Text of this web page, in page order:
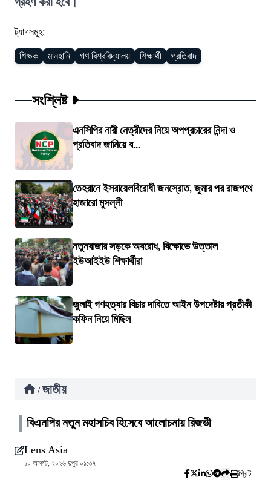
ট্যাগসমূহ:
শিক্ষক মানহানি গণ বিশ্ববিদ্যালয় শিক্ষার্থী প্রতিবাদ
সংশ্লিষ্ট
এনসিপির নারী নেত্রীদের নিয়ে অপপ্রচারের নিন্দা ও
প্রতিবাদ জানিয়ে ব...
তেহরানে ইসরায়েলবিরোধী জনস্রোত, জুমার পর রাজপথে
হাজারো মুসল্লী
নতুনবাজার সড়কে অবরোধ, বিক্ষোভে উত্তাল
ইউআইইউ শিক্ষার্থীরা
জুলাই গণহত্যার বিচার দাবিতে আইন উপদেষ্টার প্রতীকী
কফিন নিয়ে মিছিল
/ জাতীয়
বিএনপির নতুন মহাসচিব হিসেবে আলোচনায় রিজভী
Lens Asia
১০ আগস্ট, ২০২৬ দুপুর ০১:৩৭
প্রিন্ট